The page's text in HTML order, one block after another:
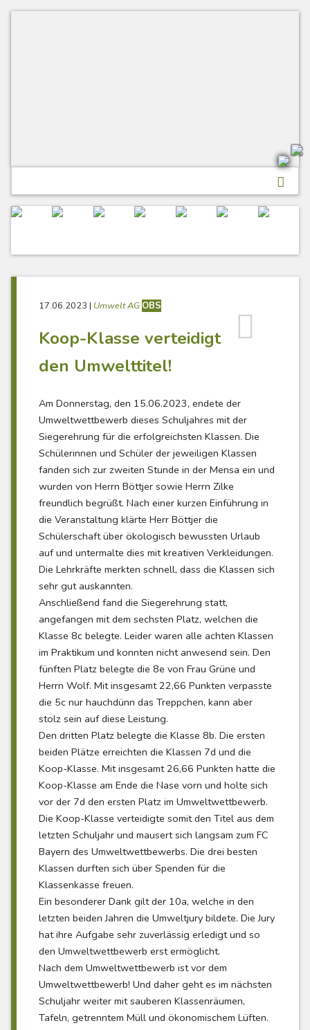
17.06.2023 | Umwelt AG OBS
Koop-Klasse verteidigt
den Umwelttitel!
Am Donnerstag, den 15.06.2023, endete der
Umweltwettbewerb dieses Schuljahres mit der
Siegerehrung für die erfolgreichsten Klassen. Die
Schülerinnen und Schüler der jeweiligen Klassen
fanden sich zur zweiten Stunde in der Mensa ein und
wurden von Herrn Böttjer sowie Herrn Zilke
freundlich begrüßt. Nach einer kurzen Einführung in
die Veranstaltung klärte Herr Böttjer die
Schülerschaft über ökologisch bewussten Urlaub
auf und untermalte dies mit kreativen Verkleidungen.
Die Lehrkräfte merkten schnell, dass die Klassen sich
sehr gut auskannten.
Anschließend fand die Siegerehrung statt,
angefangen mit dem sechsten Platz, welchen die
Klasse 8c belegte. Leider waren alle achten Klassen
im Praktikum und konnten nicht anwesend sein. Den
fünften Platz belegte die 8e von Frau Grüne und
Herrn Wolf. Mit insgesamt 22,66 Punkten verpasste
die 5c nur hauchdünn das Treppchen, kann aber
stolz sein auf diese Leistung.
Den dritten Platz belegte die Klasse 8b. Die ersten
beiden Plätze erreichten die Klassen 7d und die
Koop-Klasse. Mit insgesamt 26,66 Punkten hatte die
Koop-Klasse am Ende die Nase vorn und holte sich
vor der 7d den ersten Platz im Umweltwettbewerb.
Die Koop-Klasse verteidigte somit den Titel aus dem
letzten Schuljahr und mausert sich langsam zum FC
Bayern des Umweltwettbewerbs. Die drei besten
Klassen durften sich über Spenden für die
Klassenkasse freuen.
Ein besonderer Dank gilt der 10a, welche in den
letzten beiden Jahren die Umweltjury bildete. Die Jury
hat ihre Aufgabe sehr zuverlässig erledigt und so
den Umweltwettbewerb erst ermöglicht.
Nach dem Umweltwettbewerb ist vor dem
Umweltwettbewerb! Und daher geht es im nächsten
Schuljahr weiter mit sauberen Klassenräumen,
Tafeln, getrenntem Müll und ökonomischem Lüften.